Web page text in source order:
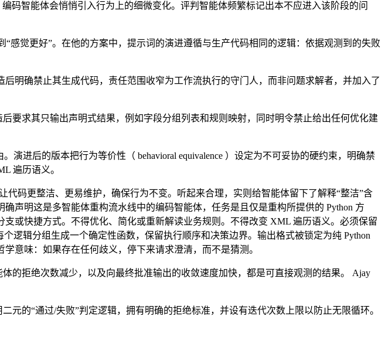
码智能体会悄悄引入行为上的细微变化。评判智能体频繁标记出本不应进入该阶段的问
“感觉更好”。在他的方案中，提示词的演进遵循与生产代码相同的逻辑：依据观测到的失败
明确禁止其生成代码，责任范围收窄为工作流执行的守门人，而非问题求解者，并加入了
要求其只输出声明式结果，例如字段分组列表和规则映射，同时明令禁止给出任何优化建
进后的版本把行为等价性（ behavioral equivalence ）设定为不可妥协的硬约束，明确禁
遍历语义。
码更整洁、更易维护，确保行为不变。听起来合理，实则给智能体留下了解释“整洁”含
声明这是多智能体重构流水线中的编码智能体，任务是且仅是重构所提供的 Python 方
或快捷方式。不得优化、简化或重新解读业务规则。不得改变 XML 遍历语义。必须保留
逻辑分组生成一个确定性函数，保留执行顺序和决策边界。输出格式被锁定为纯 Python
意味：如果存在任何歧义，停下来请求澄清，而不是猜测。
的拒绝次数减少，以及向最终批准输出的收敛速度加快，都是可直接观测的结果。 Ajay
的“通过/失败”判定逻辑，拥有明确的拒绝标准，并设有迭代次数上限以防止无限循环。